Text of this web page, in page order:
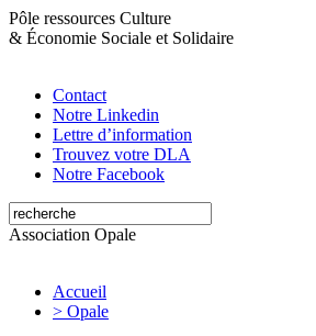
Pôle ressources Culture
& Économie Sociale et Solidaire
Contact
Notre Linkedin
Lettre d’information
Trouvez votre DLA
Notre Facebook
Association Opale
Accueil
> Opale